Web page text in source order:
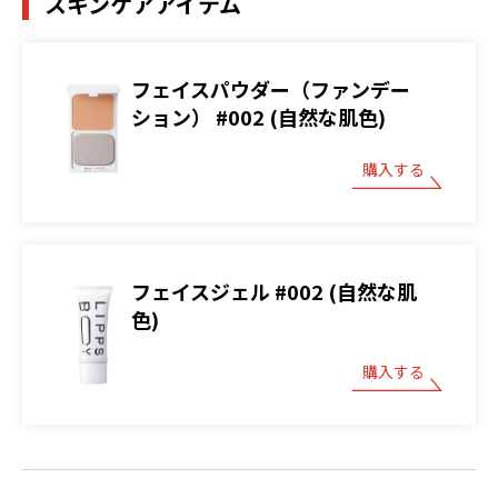
フェイスパウダー（ファンデー
ション） #002 (自然な肌色)
購入する
フェイスジェル #002 (自然な肌
色)
購入する